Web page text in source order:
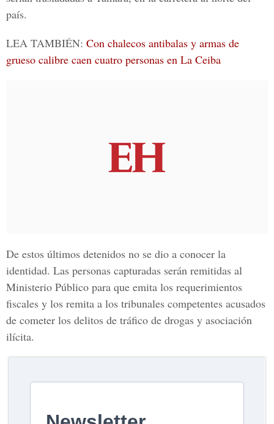
país.
LEA TAMBIÉN: Con chalecos antibalas y armas de
grueso calibre caen cuatro personas en La Ceiba
De estos últimos detenidos no se dio a conocer la
identidad. Las personas capturadas serán remitidas al
Ministerio Público para que emita los requerimientos
fiscales y los remita a los tribunales competentes acusados
de cometer los delitos de tráfico de drogas y asociación
ilícita.